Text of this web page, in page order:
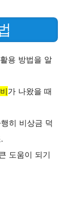
용 방법을 알
가 나왔을 때
히 비상금 덕
도움이 되기